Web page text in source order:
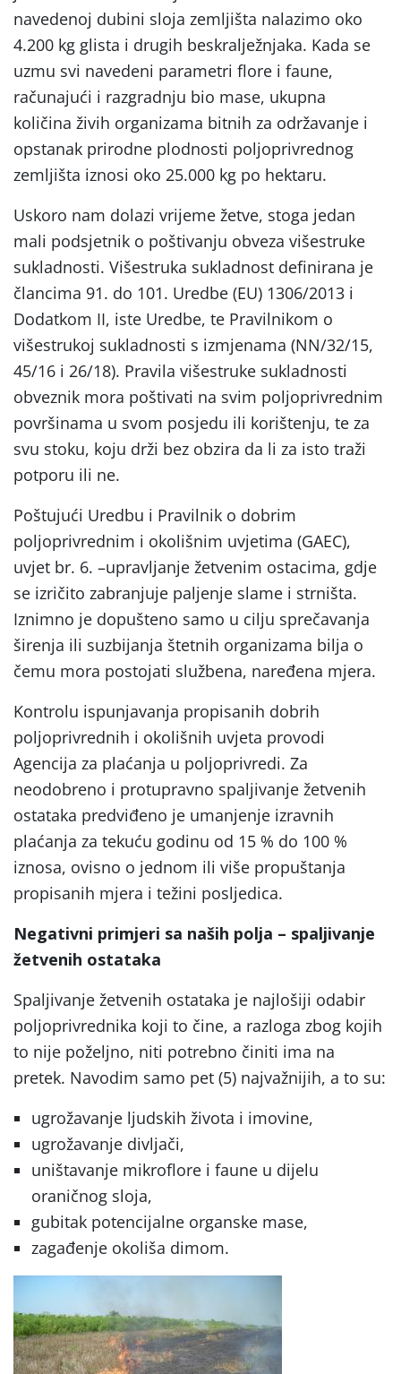
navedenoj dubini sloja zemljišta nalazimo oko
4.200 kg glista i drugih beskralježnjaka. Kada se
uzmu svi navedeni parametri flore i faune,
računajući i razgradnju bio mase, ukupna
količina živih organizama bitnih za održavanje i
opstanak prirodne plodnosti poljoprivrednog
zemljišta iznosi oko 25.000 kg po hektaru.
Uskoro nam dolazi vrijeme žetve, stoga jedan
mali podsjetnik o poštivanju obveza višestruke
sukladnosti. Višestruka sukladnost definirana je
člancima 91. do 101. Uredbe (EU) 1306/2013 i
Dodatkom II, iste Uredbe, te Pravilnikom o
višestrukoj sukladnosti s izmjenama (NN/32/15,
45/16 i 26/18). Pravila višestruke sukladnosti
obveznik mora poštivati na svim poljoprivrednim
površinama u svom posjedu ili korištenju, te za
svu stoku, koju drži bez obzira da li za isto traži
potporu ili ne.
Poštujući Uredbu i Pravilnik o dobrim
poljoprivrednim i okolišnim uvjetima (GAEC),
uvjet br. 6. –upravljanje žetvenim ostacima, gdje
se izričito zabranjuje paljenje slame i strništa.
Iznimno je dopušteno samo u cilju sprečavanja
širenja ili suzbijanja štetnih organizama bilja o
čemu mora postojati službena, naređena mjera.
Kontrolu ispunjavanja propisanih dobrih
poljoprivrednih i okolišnih uvjeta provodi
Agencija za plaćanja u poljoprivredi. Za
neodobreno i protupravno spaljivanje žetvenih
ostataka predviđeno je umanjenje izravnih
plaćanja za tekuću godinu od 15 % do 100 %
iznosa, ovisno o jednom ili više propuštanja
propisanih mjera i težini posljedica.
Negativni primjeri sa naših polja – spaljivanje
žetvenih ostataka
Spaljivanje žetvenih ostataka je najlošiji odabir
poljoprivrednika koji to čine, a razloga zbog kojih
to nije poželjno, niti potrebno činiti ima na
pretek. Navodim samo pet (5) najvažnijih, a to su:
ugrožavanje ljudskih života i imovine,
ugrožavanje divljači,
uništavanje mikroflore i faune u dijelu
oraničnog sloja,
gubitak potencijalne organske mase,
zagađenje okoliša dimom.